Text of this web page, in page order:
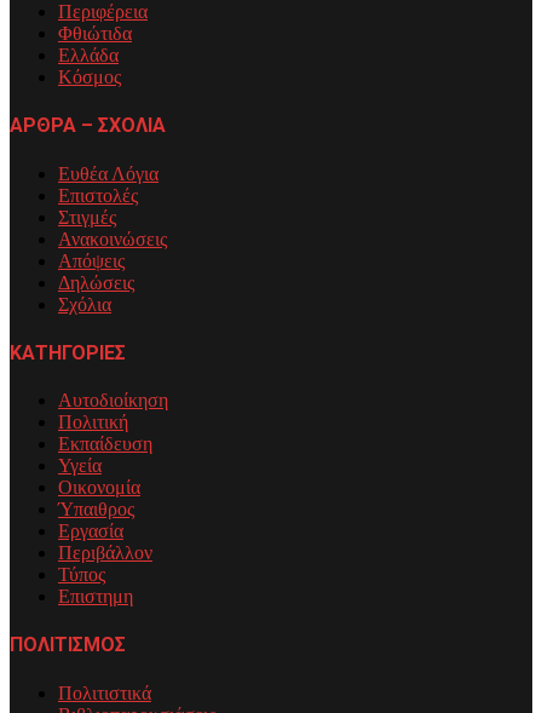
Περιφέρεια
Φθιώτιδα
Ελλάδα
Κόσμος
ΑΡΘΡΑ – ΣΧΟΛΙΑ
Ευθέα Λόγια
Επιστολές
Στιγμές
Ανακοινώσεις
Απόψεις
Δηλώσεις
Σχόλια
ΚΑΤΗΓΟΡΙΕΣ
Αυτοδιοίκηση
Πολιτική
Εκπαίδευση
Υγεία
Οικονομία
Ύπαιθρος
Εργασία
Περιβάλλον
Τύπος
Επιστημη
ΠΟΛΙΤΙΣΜΟΣ
Πολιτιστικά